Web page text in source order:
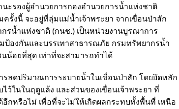
ะรองผู้อำนวยการกองอำนวยการน้ำแห่งชาติ
รั้งนี้ จะอยู่ที่ลุ่มแม่น้ำเจ้าพระยา จากเขื่อนป่าสัก
รน้ำแห่งชาติ (กนช.) เป็นหน่วยงานบูรณาการ
ป้องกันและบรรเทาสาธารณภัย กรมทรัพยากรน้ำ
น้อยที่สุด เท่าที่จะสามารถทำได้
รลดปริมาณการระบายน้ำในเขื่อนป่าสัก โดยยึดหลัก
ว้ในในฤดูแล้ง และส่วนของเขื่อนเจ้าพระยา ที่
กหรือไม่ เพื่อที่จะไม่ให้เกิดผลกระทบทั้งพื้นที่ เหนือ